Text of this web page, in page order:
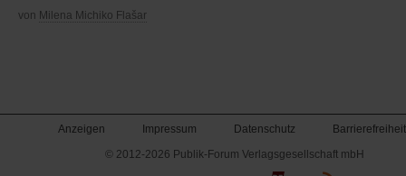
von Milena Michiko Flašar
Anzeigen Impressum Datenschutz
Barrierefreiheit
© 2012-2026 Publik-Forum Verlagsgesellschaft mbH